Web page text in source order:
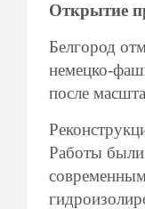
Открытие
Белгород
немецко-
после
Работы были